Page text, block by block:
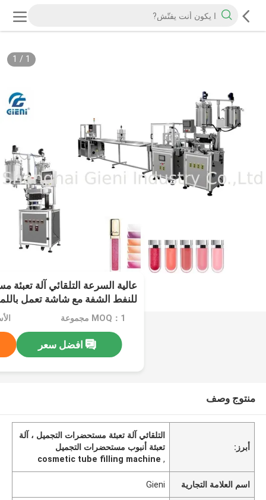
1
/
1
عالية السرعة التلقائي آلة
للنفط الشفة مع شاشة تعمل
MOQ：1 مجموعة
افضل سعر
منتوج وصف
أبرز:
التلقائي آلة تعبئة مستحضرات التجميل ، آلة
تعبئة أنبوب مستحضرات التجميل
,
cosmetic tube filling machine
اسم العلامة التجارية Gieni